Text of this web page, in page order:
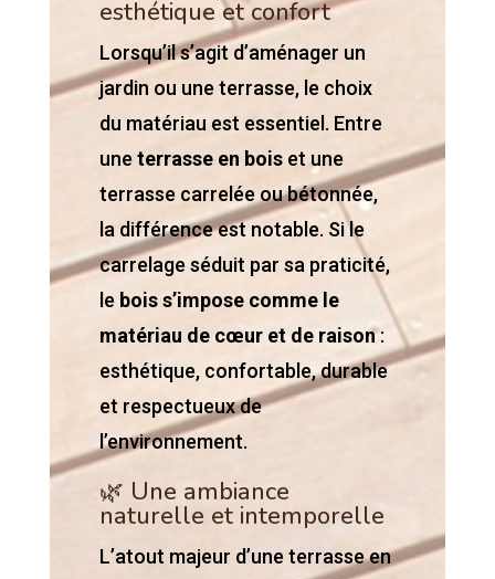
esthétique et confort
Lorsqu’il s’agit d’aménager un
jardin ou une terrasse, le choix
du matériau est essentiel. Entre
uneterrasse en boiset une
terrasse carrelée ou bétonnée,
la différence est notable. Si le
carrelage séduit par sa praticité,
le bois s’impose comme le
matériau de cœur et de raison:
esthétique, confortable, durable
et respectueux de
l’environnement.
🌿 Une ambiance
naturelle et intemporelle
L’atout majeur d’une terrasse en